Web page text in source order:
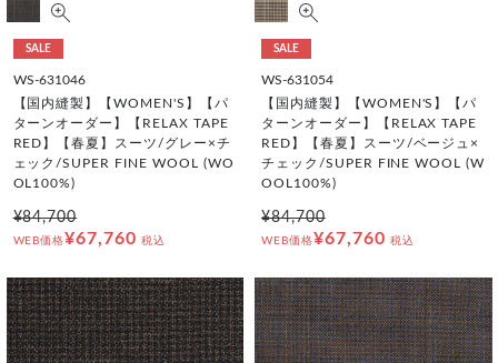
SALE
WS-631046
【国内縫製】【WOMEN'S】【パ
ターンオーダー】【RELAX TAPE
RED】【春夏】スーツ/グレー×チ
ェック/SUPER FINE WOOL (WO
OL100%)
¥84,700
WEB価格¥67,760 税込
SALE
WS-631054
【国内縫製】【WOMEN'S】【パ
ターンオーダー】【RELAX TAPE
RED】【春夏】スーツ/ベージュ×
チェック/SUPER FINE WOOL (W
OOL100%)
¥84,700
WEB価格¥67,760 税込